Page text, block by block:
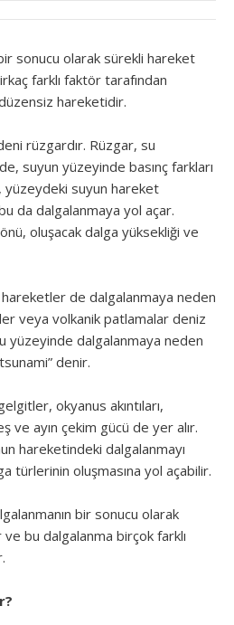
sonucu olarak sürekli hareket
farklı faktör tarafından
hareketidir.
rüzgardır. Rüzgar, su
suyun yüzeyinde basınç farkları
yüzeydeki suyun hareket
da dalgalanmaya yol açar.
oluşacak dalga yüksekliği ve
hareketler de dalgalanmaya neden
veya volkanik patlamalar deniz
yüzeyinde dalgalanmaya neden
denir.
okyanus akıntıları,
ve ayın çekim gücü de yer alır.
hareketindeki dalgalanmayı
türlerinin oluşmasına yol açabilir.
bir sonucu olarak
bu dalgalanma birçok farklı